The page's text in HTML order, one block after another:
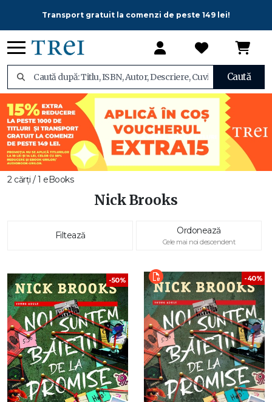
Transport gratuit la comenzi de peste 149 lei!
Caută
2 cărți / 1 eBooks
Nick Brooks
Filtează Ordonează
Cele mai noi descendent
-50% -40%